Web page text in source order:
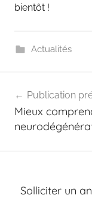
bientôt !
Actualités
de
l’article
Publication
Mieux
Solliciter un